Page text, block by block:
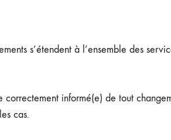
s’étendent à l’ensemble des
informé(e) de tout
cas.